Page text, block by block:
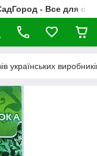
- Все для
українських